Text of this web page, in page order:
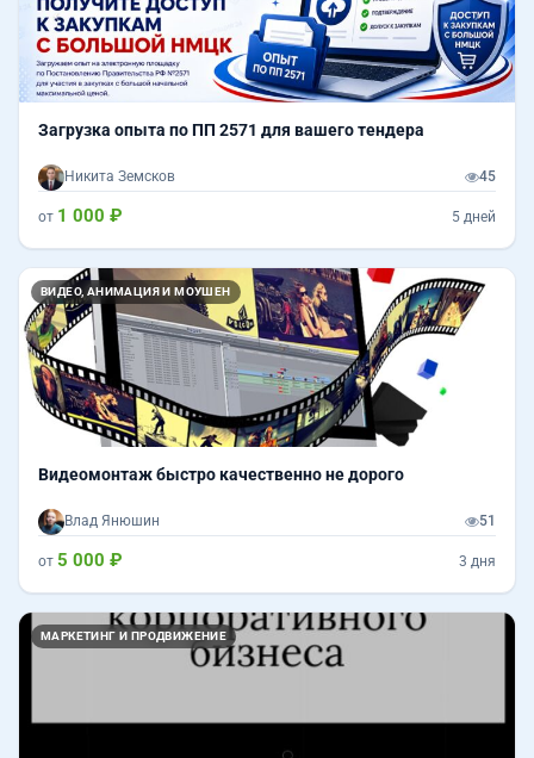
Загрузка опыта по ПП 2571 для вашего тендера
Никита Земсков 45
от 1 000 ₽ 5 дней
ВИДЕО, АНИМАЦИЯ И МОУШЕН
Видеомонтаж быстро качественно не дорого
Влад Янюшин 51
от 5 000 ₽ 3 дня
МАРКЕТИНГ И ПРОДВИЖЕНИЕ